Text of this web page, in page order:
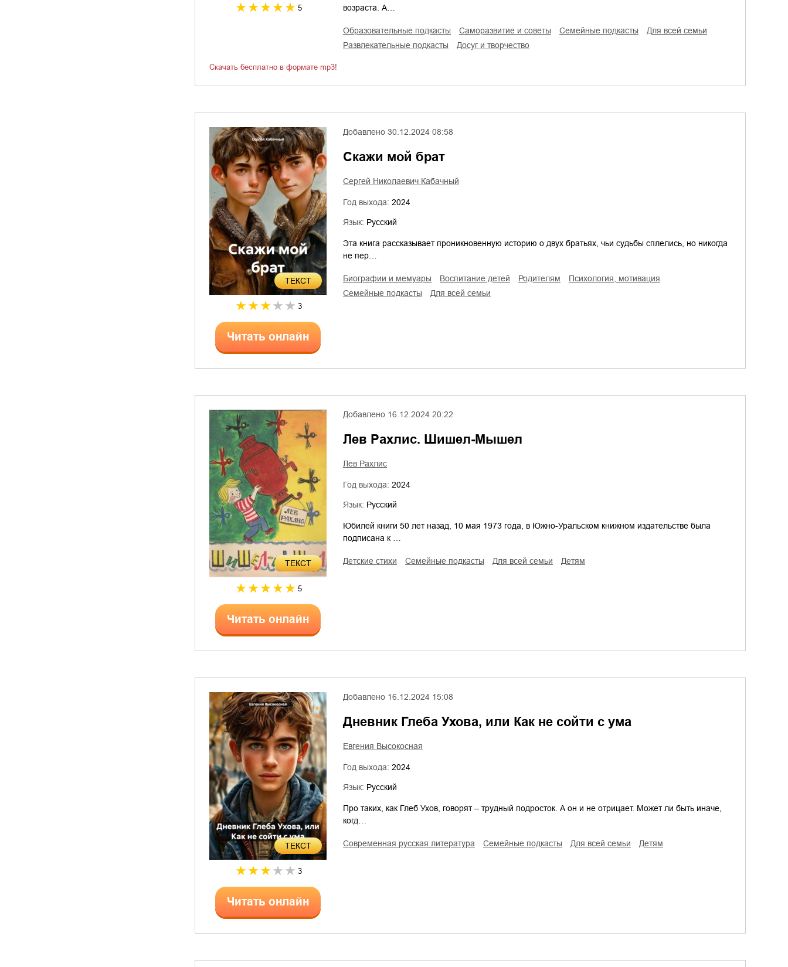
5
возраста. А…
образовательные подкасты саморазвитие и советы семейные подкасты
для всей семьи
развлекательные подкасты
досуг и творчество
Скачать бесплатно в формате mp3!
ТЕКСТ
3
Читать онлайн
Добавлено 30.12.2024 08:58
Скажи мой брат
Сергей Николаевич Кабачный
Год выхода: 2024
Язык: Русский
Эта книга рассказывает проникновенную историю о двух братьях, чьи судьбы сплелись, но никогда
не пер…
биографии и мемуары воспитание детей родителям
психология, мотивация
семейные подкасты
для всей семьи
ТЕКСТ
5
Читать онлайн
Добавлено 16.12.2024 20:22
Лев Рахлис. Шишел-Мышел
Лев Рахлис
Год выхода: 2024
Язык: Русский
Юбилей книги 50 лет назад, 10 мая 1973 года, в Южно-Уральском книжном издательстве была
подписана к …
детские стихи семейные подкасты для всей семьи детям
ТЕКСТ
3
Читать онлайн
Добавлено 16.12.2024 15:08
Дневник Глеба Ухова, или Как не сойти с ума
Евгения Высокосная
Год выхода: 2024
Язык: Русский
Про таких, как Глеб Ухов, говорят – трудный подросток. А он и не отрицает. Может ли быть иначе,
когд…
современная русская литература семейные подкасты для всей семьи детям